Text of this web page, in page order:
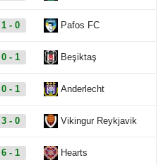
1 - 0 Pafos FC
0 - 1 Beşiktaş
0 - 1 Anderlecht
3 - 0 Vikingur Reykjavik
6 - 1 Hearts